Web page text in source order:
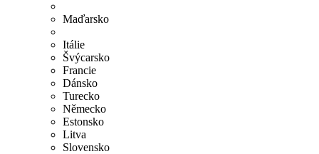
Maďarsko
Itálie
Švýcarsko
Francie
Dánsko
Turecko
Německo
Estonsko
Litva
Slovensko